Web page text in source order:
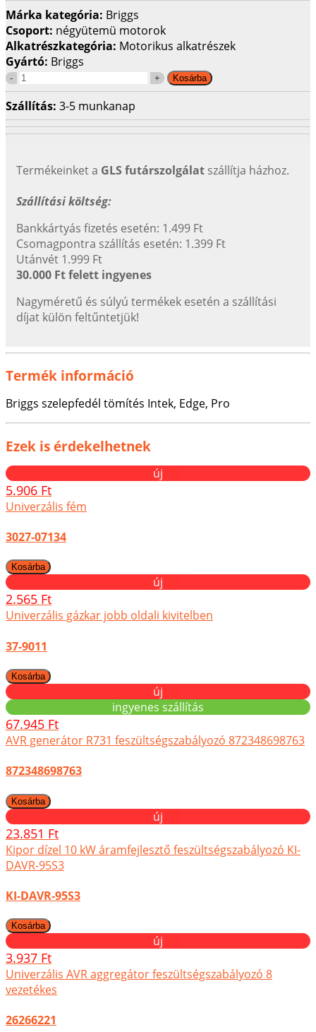
Márka kategória: Briggs
Csoport: négyütemü motorok
Alkatrészkategória: Motorikus alkatrészek
Gyártó: Briggs
Szállítás: 3-5 munkanap
Termékeinket a GLS futárszolgálat szállítja házhoz.
Szállítási költség:
Bankkártyás fizetés esetén: 1.499 Ft
Csomagpontra szállítás esetén: 1.399 Ft
Utánvét 1.999 Ft
30.000 Ft felett ingyenes
Nagyméretű és súlyú termékek esetén a szállítási
díjat külön feltűntetjük!
Termék információ
Briggs szelepfedél tömítés Intek, Edge, Pro
Ezek is érdekelhetnek
új
5.906 Ft
Univerzális fém
3027-07134
új
2.565 Ft
Univerzális gázkar jobb oldali kivitelben
37-9011
új
ingyenes szállítás
67.945 Ft
AVR generátor R731 feszültségszabályozó 872348698763
872348698763
új
23.851 Ft
Kipor dízel 10 kW áramfejlesztő feszültségszabályozó KI-
DAVR-95S3
KI-DAVR-95S3
új
3.937 Ft
Univerzális AVR aggregátor feszültségszabályozó 8
vezetékes
26266221